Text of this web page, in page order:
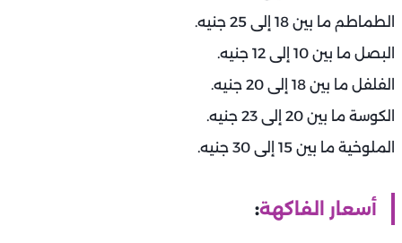
الطماطم ما بين 18 إلى 25 جنيه.
البصل ما بين 10 إلى 12 جنيه.
الفلفل ما بين 18 إلى 20 جنيه.
الكوسة ما بين 20 إلى 23 جنيه.
الملوخية ما بين 15 إلى 30 جنيه.
أسعار الفاكهة: